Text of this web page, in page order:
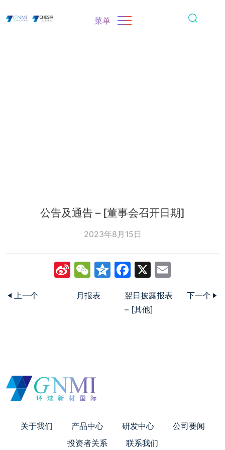
菜单
公告及通告 – [董事会召开日期]
2023年8月15日
SinaWeChat
Qzone
Facebook
X
上一个 月报表
翌日披露报表
– [其他]
下一个
关于我们 产品中心 研发中心
公司要闻
投资者关系
联系我们